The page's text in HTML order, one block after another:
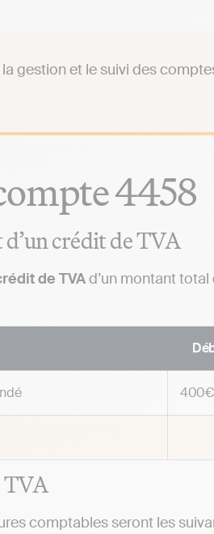
gestion et le suivi des
4458
crédit de TVA
de TVAd’un montant total
400€
TVA
comptables seront les